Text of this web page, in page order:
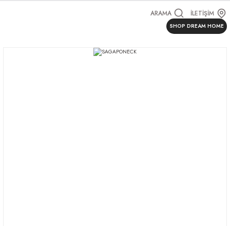
ARAMA İLETİŞİM
SHOP DREAM HOME